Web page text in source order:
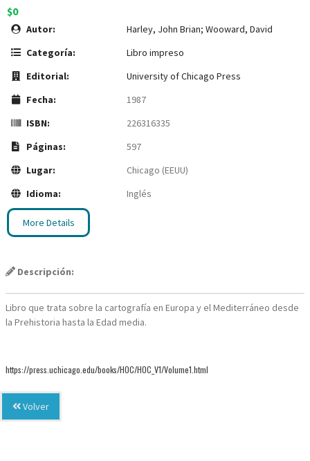
$0
Autor:
Harley, John Brian; Wooward, David
Categoría:
Libro impreso
Editorial:
University of Chicago Press
Fecha:
1987
ISBN:
226316335
Páginas:
597
Lugar:
Chicago (EEUU)
Idioma:
Inglés
More Details
Descripción:
Libro que trata sobre la cartografía en Europa y el Mediterráneo desde
la Prehistoria hasta la Edad media.
https://press.uchicago.edu/books/HOC/HOC_V1/Volume1.html
Volver